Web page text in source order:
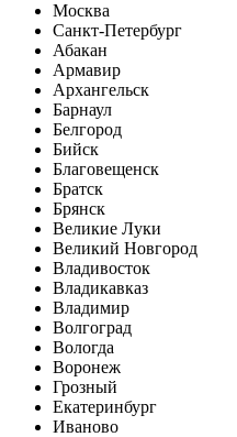
Москва
Санкт-Петербург
Абакан
Армавир
Архангельск
Барнаул
Белгород
Бийск
Благовещенск
Братск
Брянск
Великие Луки
Великий Новгород
Владивосток
Владикавказ
Владимир
Волгоград
Вологда
Воронеж
Грозный
Екатеринбург
Иваново